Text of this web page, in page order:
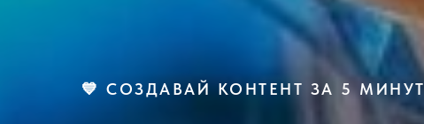
💙 СОЗДАВАЙ КОНТЕНТ ЗА 5 МИНУТ